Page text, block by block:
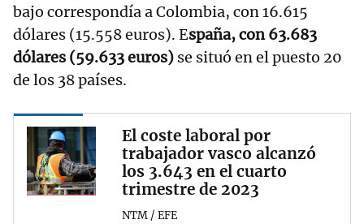
bajo correspondía a Colombia, con 16.615
dólares (15.558 euros). España, con 63.683
dólares (59.633 euros) se situó en el puesto 20
de los 38 países.
El coste laboral por
trabajador vasco alcanzó
los 3.643 en el cuarto
trimestre de 2023
NTM / EFE